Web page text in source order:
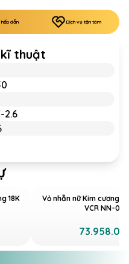
hấp dẫn Dịch vụ tận tâm
thuật
2.6
18K
Vỏ nhẫn nữ Kim cương
VCR NN-